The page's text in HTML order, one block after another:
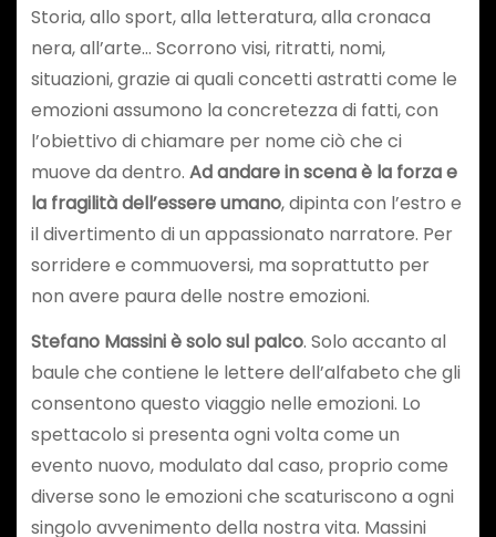
Storia, allo sport, alla letteratura, alla cronaca
nera, all’arte… Scorrono visi, ritratti, nomi,
situazioni, grazie ai quali concetti astratti come le
emozioni assumono la concretezza di fatti, con
l’obiettivo di chiamare per nome ciò che ci
muove da dentro. Ad andare in scena è la forza e
la fragilità dell’essere umano, dipinta con l’estro e
il divertimento di un appassionato narratore. Per
sorridere e commuoversi, ma soprattutto per
non avere paura delle nostre emozioni.
Stefano Massini è solo sul palco. Solo accanto al
baule che contiene le lettere dell’alfabeto che gli
consentono questo viaggio nelle emozioni. Lo
spettacolo si presenta ogni volta come un
evento nuovo, modulato dal caso, proprio come
diverse sono le emozioni che scaturiscono a ogni
singolo avvenimento della nostra vita. Massini